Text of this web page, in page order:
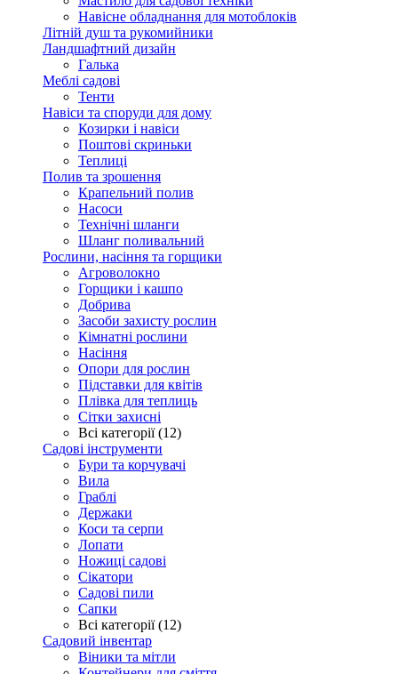
Навісне обладнання для мотоблоків
Літній душ та рукомийники
Ландшафтний дизайн
Галька
Меблі садові
Тенти
Навіси та споруди для дому
Козирки і навіси
Поштові скриньки
Теплиці
Полив та зрошення
Крапельний полив
Насоси
Технічні шланги
Шланг поливальний
Рослини, насіння та горщики
Агроволокно
Горщики і кашпо
Добрива
Засоби захисту рослин
Кімнатні рослини
Насіння
Опори для рослин
Підставки для квітів
Плівка для теплиць
Сітки захисні
Всі категорії (12)
Садові інструменти
Бури та корчувачі
Вила
Граблі
Держаки
Коси та серпи
Лопати
Ножиці садові
Сікатори
Садові пили
Сапки
Всі категорії (12)
Садовий інвентар
Віники та мітли